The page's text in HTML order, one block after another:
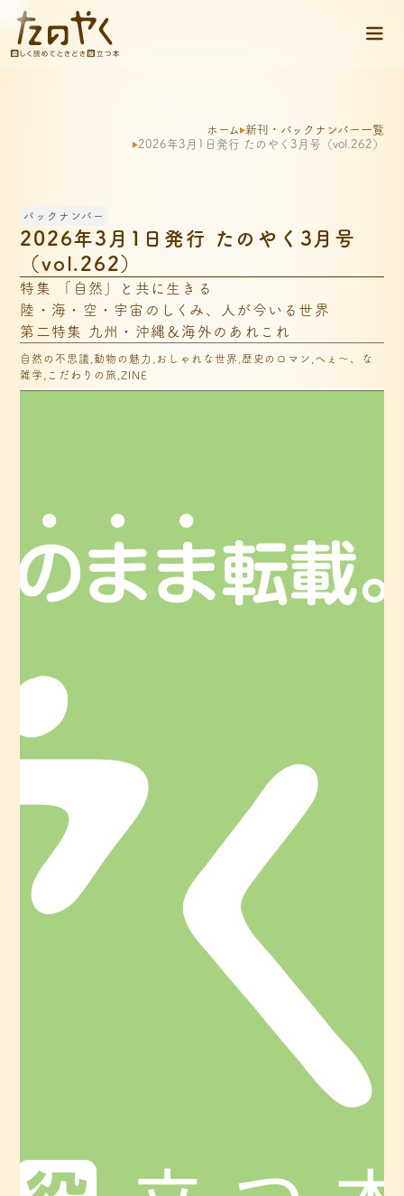
ホーム 新刊・バックナンバー一覧
2026年3月1日発行 たのやく3月号（vol.262）
バックナンバー
2026年3月1日発行 たのやく3月号
（vol.262）
特集 「自然」と共に生きる
陸・海・空・宇宙のしくみ、人が今いる世界
第二特集 九州・沖縄＆海外のあれこれ
自然の不思議,動物の魅力,おしゃれな世界,歴史のロマン,へぇ～、な
雑学,こだわりの旅,ZINE